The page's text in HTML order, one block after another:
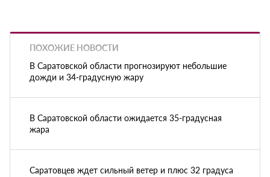
ПОХОЖИЕ НОВОСТИ
В Саратовской области прогнозируют небольшие
дожди и 34-градусную жару
В Саратовской области ожидается 35-градусная
жара
Саратовцев ждет сильный ветер и плюс 32 градуса